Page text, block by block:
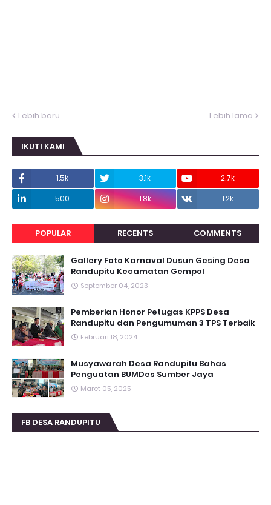
Lebih baru Lebih lama
IKUTI KAMI
1.5k 3.1k
2.7k
500
1.8k 1.2k
POPULAR RECENTS COMMENTS
Gallery Foto Karnaval Dusun Gesing Desa
Randupitu Kecamatan Gempol
September 04, 2023
Pemberian Honor Petugas KPPS Desa
Randupitu dan Pengumuman 3 TPS Terbaik
Februari 18, 2024
Musyawarah Desa Randupitu Bahas
Penguatan BUMDes Sumber Jaya
Maret 05, 2025
FB DESA RANDUPITU